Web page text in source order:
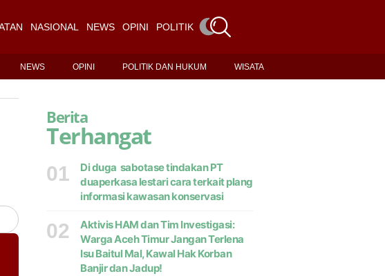
NASIONAL NEWS OPINI POLITIK DAN HUKUM
NEWS OPINI POLITIK DAN HUKUM WISATA
Berita
Terhangat
01
Di duga sabotase tindakan PT
duaperkasa lestari cara terkait plang
informasi kawasan konservasi
02
Aktivis HAM dan Tim Investigasi:
Warga Aceh Timur Jangan Terlena
Isu Baitul Mal, Kawal Hak Korban
Banjir dan Jadup!